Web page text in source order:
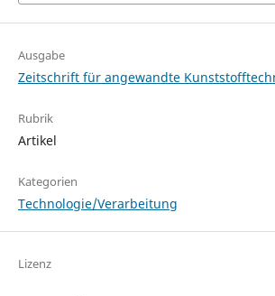
Ausgabe
Zeitschrift für angewandte
Rubrik
Artikel
Kategorien
Technologie/Verarbeitung
Lizenz